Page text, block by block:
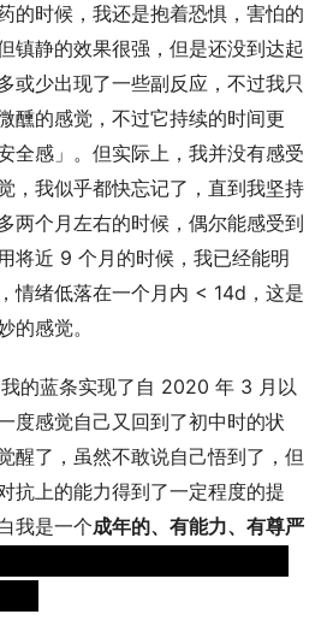
的时候，我还是抱着恐惧，害怕的
镇静的效果很强，但是还没到达起
或少出现了一些副反应，不过我只
醺的感觉，不过它持续的时间更
全感」。但实际上，我并没有感受
，我似乎都快忘记了，直到我坚持
两个月左右的时候，偶尔能感受到
将近 9 个月的时候，我已经能明
情绪低落在一个月内 < 14d，这是
的感觉。
的蓝条实现了自 2020 年 3 月以
度感觉自己又回到了初中时的状
醒了，虽然不敢说自己悟到了，但
抗上的能力得到了一定程度的提
我是一个成年的、有能力、有尊严